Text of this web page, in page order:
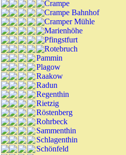
Crampe
Crampe Bahnhof
Cramper Mühle
Marienhöhe
Pfingstfurt
Rotebruch
Pammin
Plagow
Raakow
Radun
Regenthin
Rietzig
Röstenberg
Rohrbeck
Sammenthin
Schlagenthin
Schönfeld